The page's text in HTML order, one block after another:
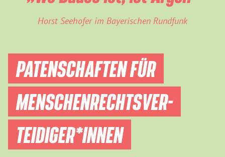
Horst Seehofer im Bayerischen Rundfunk
PATENSCHAFTEN FÜR
MENSCHEN­RECHTS­VER­
TEIDIGER­*INNEN